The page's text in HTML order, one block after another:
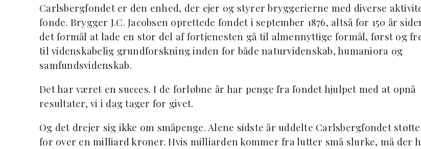
Carlsbergfondet er den enhed, der ejer og styrer bryggerierne med diverse
fonde. Brygger J.C. Jacobsen oprettede fondet i september 1876, altså for 150 år
det formål at lade en stor del af fortjenesten gå til almennyttige formål, først og
til videnskabelig grundforskning inden for både naturvidenskab, humaniora og
samfundsvidenskab.
Det har været en succes. I de forløbne år har penge fra fondet hjulpet med at opnå
resultater, vi i dag tager for givet.
Og det drejer sig ikke om småpenge. Alene sidste år uddelte Carlsbergfondet
for over en milliard kroner. Hvis milliarden kommer fra lutter små slurke, må der